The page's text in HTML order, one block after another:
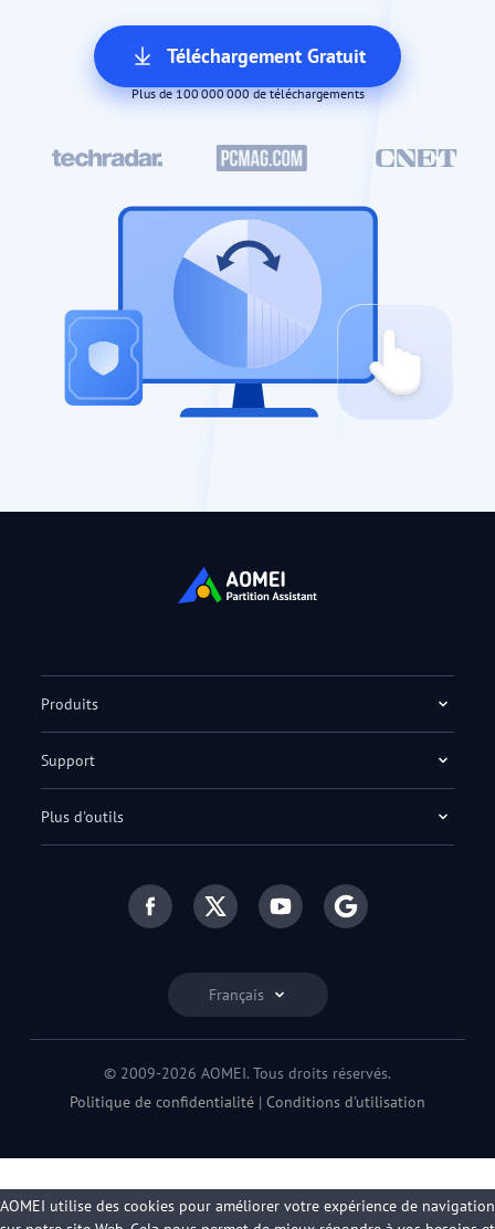
Téléchargement Gratuit
Plus de 100 000 000 de téléchargements
Français
Produits
Support
Plus d'outils
© 2009-2026 AOMEI. Tous droits réservés.
Politique de confidentialité | Conditions d'utilisation
AOMEI utilise des cookies pour améliorer votre expérience de navigation